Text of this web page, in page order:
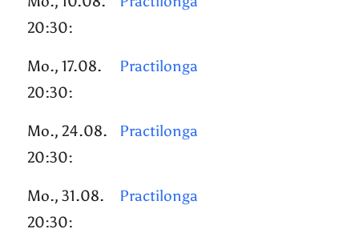
20:30:
Mo., 17.08.
20:30:
Practilonga
Mo., 24.08.
20:30:
Practilonga
Mo., 31.08.
20:30:
Practilonga